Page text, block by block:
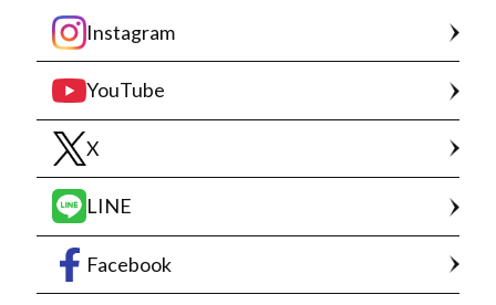
Instagram
YouTube
X
LINE
Facebook